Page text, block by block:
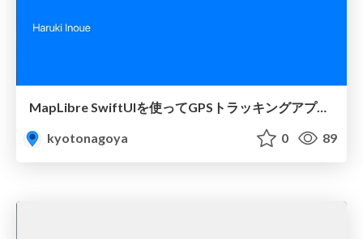
MapLibre SwiftUIを使ってGPSトラッキングアプリを作ってみた
kyotonagoya
0 89